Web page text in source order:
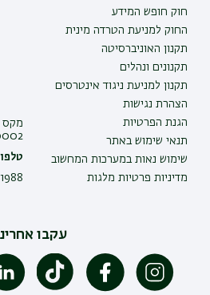
חוק חופש המידע
החוק למניעת הטרדה מינית
תקנון האוניברסיטה
תקנונים ונהלים
תקנון למניעת ניגוד אינטרסים
הצהרת נגישות
הגנת הפרטיות
תנאי שימוש באתר
שימוש נאות במערכות המחשוב
מדיניות פרטיות מלגות
מקס
עקבו